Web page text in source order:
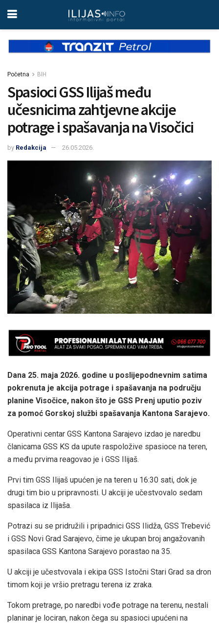
Početna BIH
Spasioci GSS Ilijaš među
učesnicima zahtjevne akcije
potrage i spašavanja na Visočici
by Redakcija 26.05.2026.
Dana 25. maja 2026. godine u poslijepodnevnim satima
pokrenuta je akcija potrage i spašavanja na području
planine Visočice, nakon što je GSS Prenj uputio poziv
za pomoć Gorskoj službi spašavanja Kantona Sarajevo.
Operativni centar GSS Kantona Sarajevo izdao je naredbu
članicama GSS KS da upute raspoložive spasioce na teren,
a među prvima reagovao je i GSS Ilijaš.
Prvi tim GSS Ilijaš upućen je na teren u 16:30 sati, dok je
drugi tim bio u pripravnosti. U akciji je učestvovalo sedam
spasilaca iz Ilijaša.
Potrazi su se pridružili i pripadnici GSS Ilidža, GSS Trebević
i GSS Novi Grad Sarajevo, čime je ukupan broj angažovanih
spasilaca GSS Kantona Sarajevo porastao na 35.
U akciji je učestvovala i ekipa GSS Istočni Stari Grad sa dron
timom koji je vršio pretragu terena iz zraka.
Tokom pretrage, po naredbi vođe potrage na terenu, nestali
planinar je lociran, nakon čega su spasioci upućeni na